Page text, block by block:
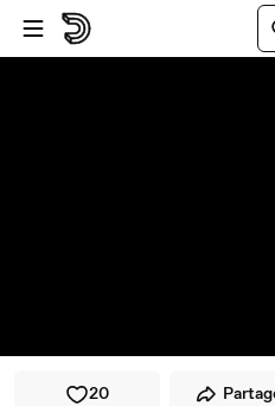
Passer au player
Passer au contenu principal
20